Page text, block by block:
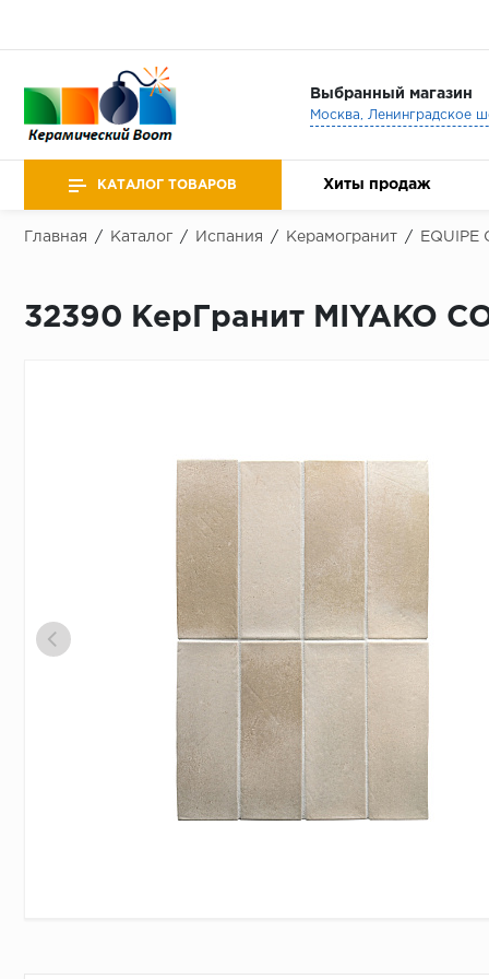
Выбранный магазин
КАТАЛОГ ТОВАРОВ Хиты продаж
Главная / Каталог / Испания / Керамогранит / EQUIPE
32390 КерГранит MIYAKO